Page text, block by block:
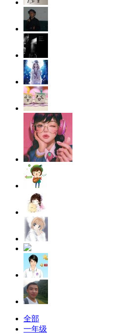
全部
一年级